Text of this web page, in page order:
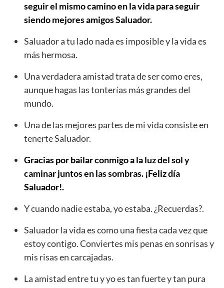
seguir el mismo camino en la vida para seguir
siendo mejores amigos Saluador.
Saluador a tu lado nada es imposible y la vida es
más hermosa.
Una verdadera amistad trata de ser como eres,
aunque hagas las tonterías más grandes del
mundo.
Una de las mejores partes de mi vida consiste en
tenerte Saluador.
Gracias por bailar conmigo a la luz del sol y
caminar juntos en las sombras. ¡Feliz día
Saluador!.
Y cuando nadie estaba, yo estaba. ¿Recuerdas?.
Saluador la vida es como una fiesta cada vez que
estoy contigo. Conviertes mis penas en sonrisas y
mis risas en carcajadas.
La amistad entre tu y yo es tan fuerte y tan pura